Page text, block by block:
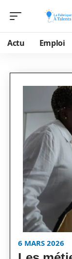
Actu Emploi
6 MARS 2026